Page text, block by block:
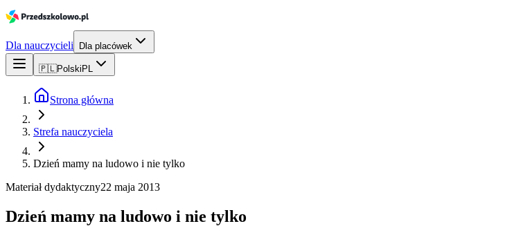
Dla nauczycieli Dla placówek
🇵🇱Polski PL
Strona główna
Strefa nauczyciela
Dzień mamy na ludowo i nie tylko
Materiał dydaktyczny22 maja 2013
Dzień mamy na ludowo i nie tylko